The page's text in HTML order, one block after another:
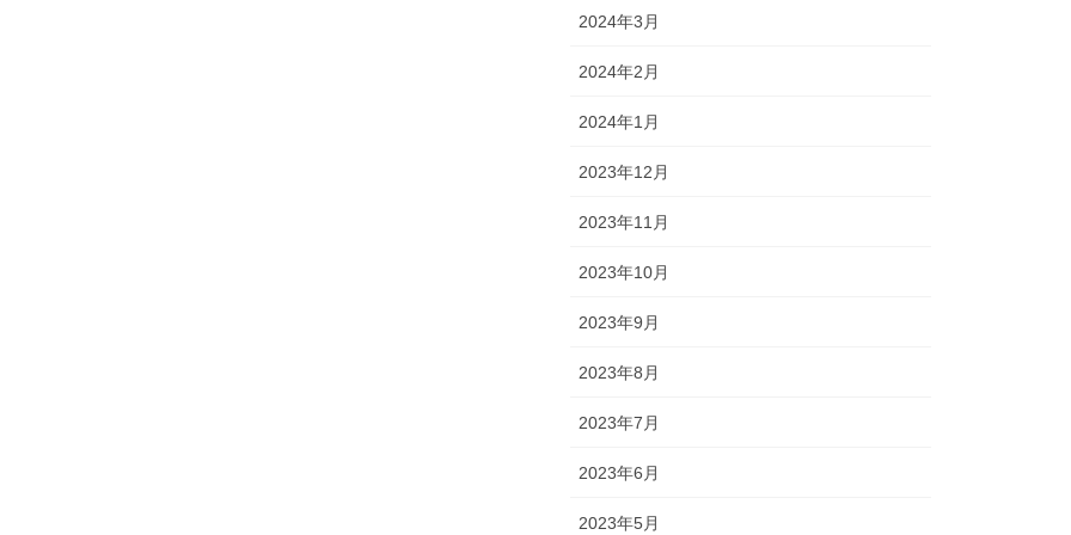
2024年3月
2024年2月
2024年1月
2023年12月
2023年11月
2023年10月
2023年9月
2023年8月
2023年7月
2023年6月
2023年5月